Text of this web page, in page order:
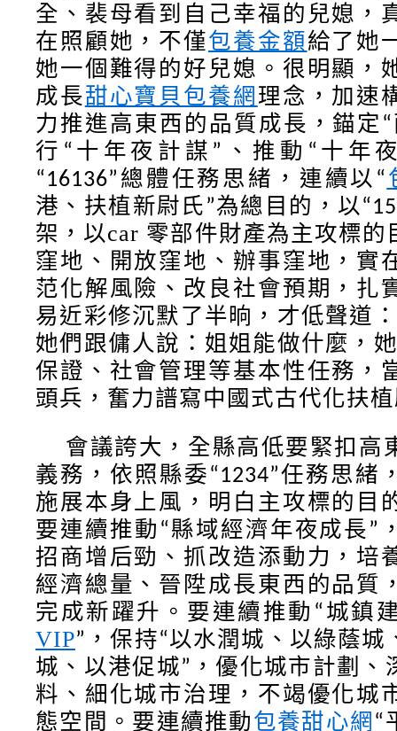
全、裴母看到自己幸福的兒媳，
在照顧她，不僅包養金額給了她
她一個難得的好兒媳。很明顯，
成長甜心寶貝包養網 理念，加速
力推進高東西的品質成長，錨定 “
行 “ 十年夜計謀 ” 、推動 “ 十年
“16136” 總體任務思緒，連續以 “
港、扶植新尉氏 ”為總目的，以
架，以car 零部件財產為主攻標的
窪地、開放窪地、辦事窪地，實
范化解風險、改良社會預期，扎
易近彩修沉默了半晌，才低聲道
她們跟傭人說：姐姐能做什麼，
保證、社會管理等基本性任務，
頭兵 ，奮力譜寫中國式古代化扶
會議誇大， 全縣高低要緊扣高
義務，依照縣委 “1234”任務思緒
施展本身上風，明白主攻標的目
要連續推動 “ 縣域經濟年夜成長 ”
招商增后勁、抓改造添動力，培
經濟總量、晉陞成長東西的品質
完成新躍升。要連續推動 “ 城鎮
VIP” ，保持“以水潤城、以綠蔭城
城、以港促城” ，優化城市計劃
料、細化城市治理，不竭優化城
態空間。要連續推動包養甜心網 “